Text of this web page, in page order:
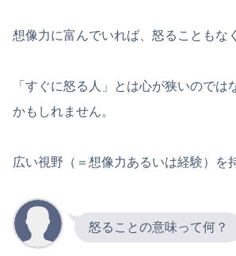
想像力に富んでいれば、怒ることもな
「すぐに怒る人」とは心が狭いのでは
かもしれません。
広い視野（＝想像力あるいは経験）を
怒ることの意味って何？